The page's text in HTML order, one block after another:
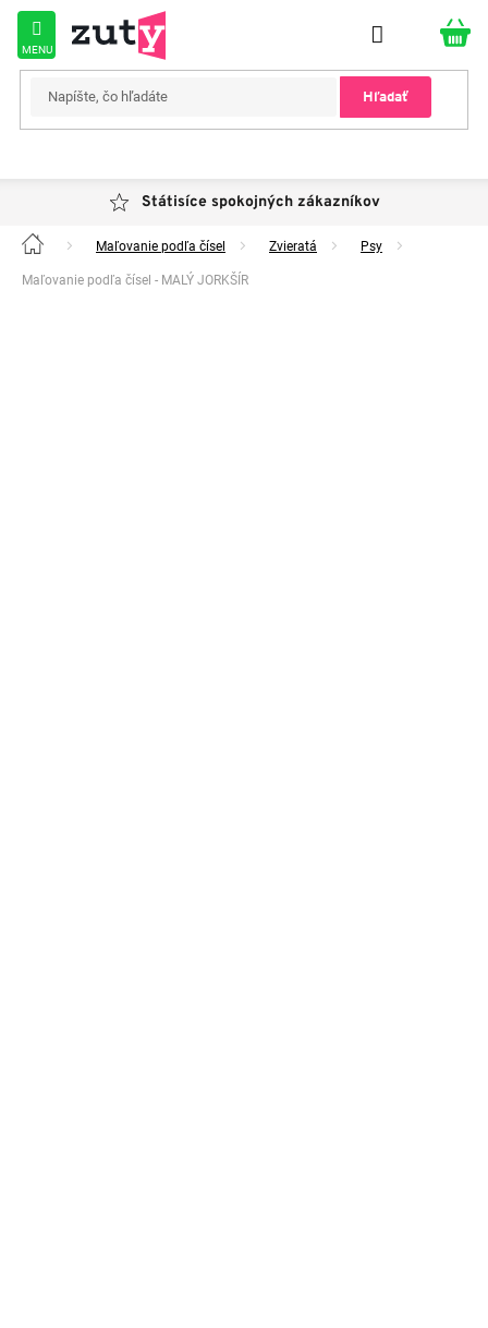
Prejsť
obsah
Hľadať
Státisíce spokojných zákazníkov
Domov Maľovanie podľa čísel Zvieratá Psy
Maľovanie podľa čísel - MALÝ JORKŠÍR